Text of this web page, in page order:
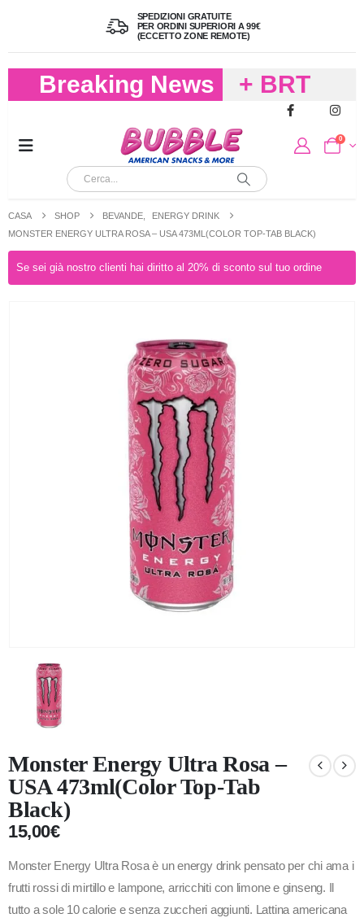
SPEDIZIONI GRATUITE
PER ORDINI SUPERIORI A 99€
(ECCETTO ZONE REMOTE)
Breaking News
+ BRT
FREDDO
PER
E
(FINO A 4,9
KG) –
CONSEGNA
IN 24/48
ORE AD
ECCEZIONE
DI ALCUNE
AREE
0
CASA SHOP BEVANDE
ENERGY DRINK
MONSTER ENERGY ULTRA ROSA – USA 473ML(COLOR TOP-TAB BLACK)
Se sei già nostro clienti hai diritto al 20% di sconto sul tuo ordine
Monster Energy Ultra Rosa –
USA 473ml(Color Top-Tab
Black)
15,00€
Monster Energy Ultra Rosa è un energy drink pensato per chi ama i
frutti rossi di mirtillo e lampone, arricchiti con limone e ginseng. Il
tutto a sole 10 calorie e senza zuccheri aggiunti. Lattina americana